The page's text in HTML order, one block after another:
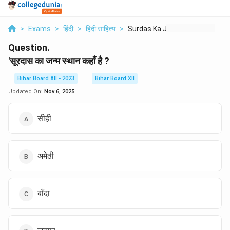
> Exams > हिंदी > हिंदी साहित्य > Surdas Ka Janm Sthal...
Question.
'सूरदास का जन्म स्थान कहाँ है ?
Bihar Board XII - 2023
Bihar Board XII
Updated On: Nov 6, 2025
सीही
अमेठी
बाँदा